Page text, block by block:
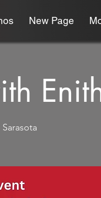
New Page
Sarasota